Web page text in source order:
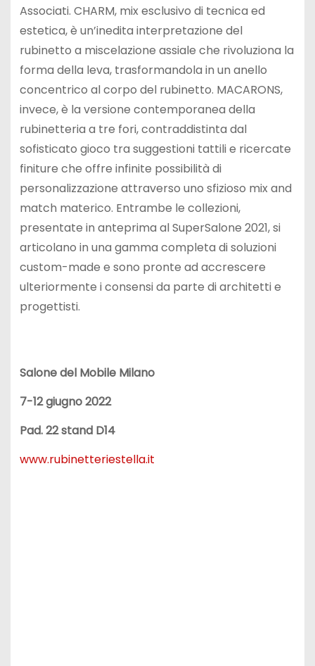
Associati. CHARM, mix esclusivo di tecnica ed
estetica, è un’inedita interpretazione del
rubinetto a miscelazione assiale che rivoluziona la
forma della leva, trasformandola in un anello
concentrico al corpo del rubinetto. MACARONS,
invece, è la versione contemporanea della
rubinetteria a tre fori, contraddistinta dal
sofisticato gioco tra suggestioni tattili e ricercate
finiture che offre infinite possibilità di
personalizzazione attraverso uno sfizioso mix and
match materico. Entrambe le collezioni,
presentate in anteprima al SuperSalone 2021, si
articolano in una gamma completa di soluzioni
custom-made e sono pronte ad accrescere
ulteriormente i consensi da parte di architetti e
progettisti.
Salone del Mobile Milano
7-12 giugno 2022
Pad. 22 stand D14
www.rubinetteriestella.it